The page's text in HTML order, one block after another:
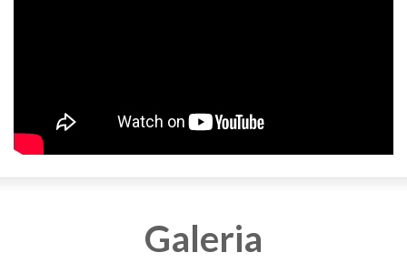
Galeria